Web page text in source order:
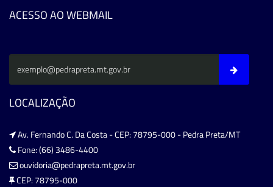
ACESSO AO WEBMAIL
LOCALIZAÇÃO
Av. Fernando C. Da Costa - CEP: 78795-000 - Pedra Preta/MT
Fone: (66) 3486-4400
ouvidoria@pedrapreta.mt.gov.br
CEP: 78795-000